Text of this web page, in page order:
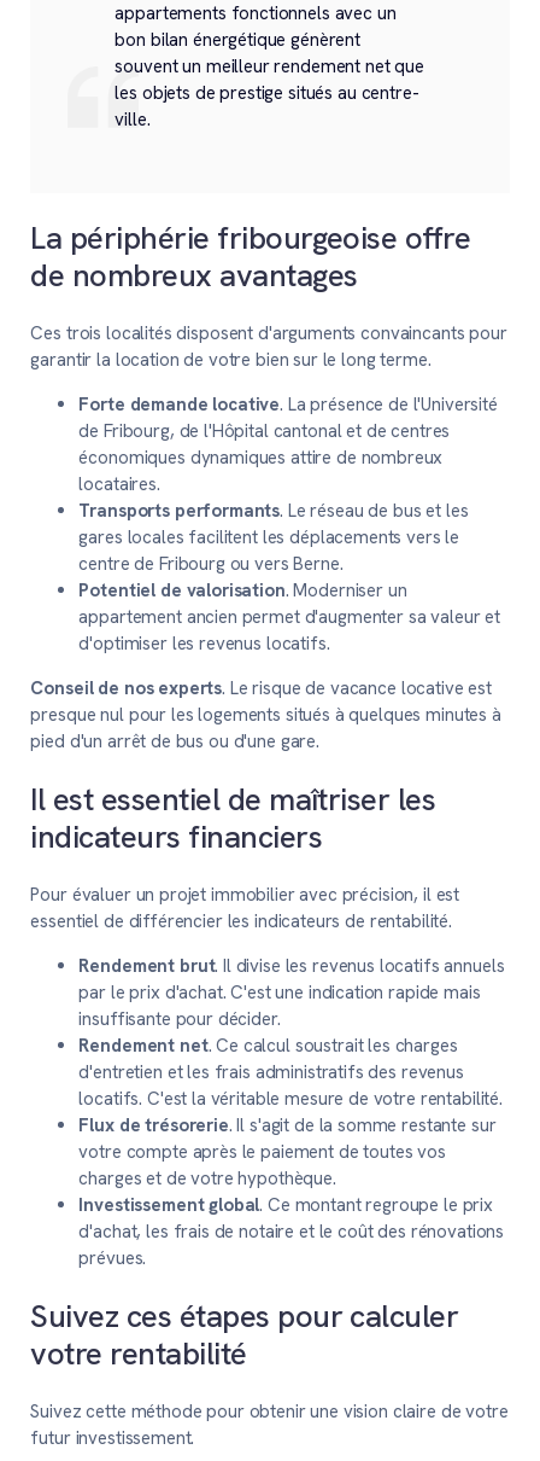
appartements fonctionnels avec un
bon bilan énergétique génèrent
souvent un meilleur rendement net que
les objets de prestige situés au centre-
ville.
La périphérie fribourgeoise offre
de nombreux avantages
Ces trois localités disposent d'arguments convaincants pour
garantir la location de votre bien sur le long terme.
Forte demande locative. La présence de l'Université
de Fribourg, de l'Hôpital cantonal et de centres
économiques dynamiques attire de nombreux
locataires.
Transports performants. Le réseau de bus et les
gares locales facilitent les déplacements vers le
centre de Fribourg ou vers Berne.
Potentiel de valorisation. Moderniser un
appartement ancien permet d'augmenter sa valeur et
d'optimiser les revenus locatifs.
Conseil de nos experts. Le risque de vacance locative est
presque nul pour les logements situés à quelques minutes à
pied d'un arrêt de bus ou d'une gare.
Il est essentiel de maîtriser les
indicateurs financiers
Pour évaluer un projet immobilier avec précision, il est
essentiel de différencier les indicateurs de rentabilité.
Rendement brut. Il divise les revenus locatifs annuels
par le prix d'achat. C'est une indication rapide mais
insuffisante pour décider.
Rendement net. Ce calcul soustrait les charges
d'entretien et les frais administratifs des revenus
locatifs. C'est la véritable mesure de votre rentabilité.
Flux de trésorerie. Il s'agit de la somme restante sur
votre compte après le paiement de toutes vos
charges et de votre hypothèque.
Investissement global. Ce montant regroupe le prix
d'achat, les frais de notaire et le coût des rénovations
prévues.
Suivez ces étapes pour calculer
votre rentabilité
Suivez cette méthode pour obtenir une vision claire de votre
futur investissement.